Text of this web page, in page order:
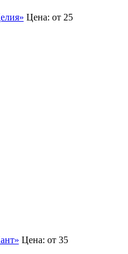
Цена: от 25
Цена: от 35